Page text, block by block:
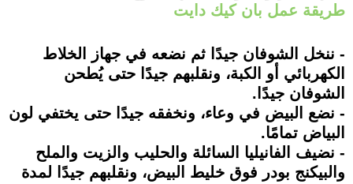
طريقة عمل بان كيك دايت
- ننخل الشوفان جيدًا ثم نضعه في جهاز الخلاط
الكهربائي أو الكبة، ونقلبهم جيدًا حتى يُطحن
الشوفان جيدًا.
- نضع البيض في وعاء، ونخفقه جيدًا حتى يختفي لون
البياض تمامًا.
- نضيف الفانيليا السائلة والحليب والزيت والملح
والبيكنج بودر فوق خليط البيض، ونقلبهم جيدًا لمدة